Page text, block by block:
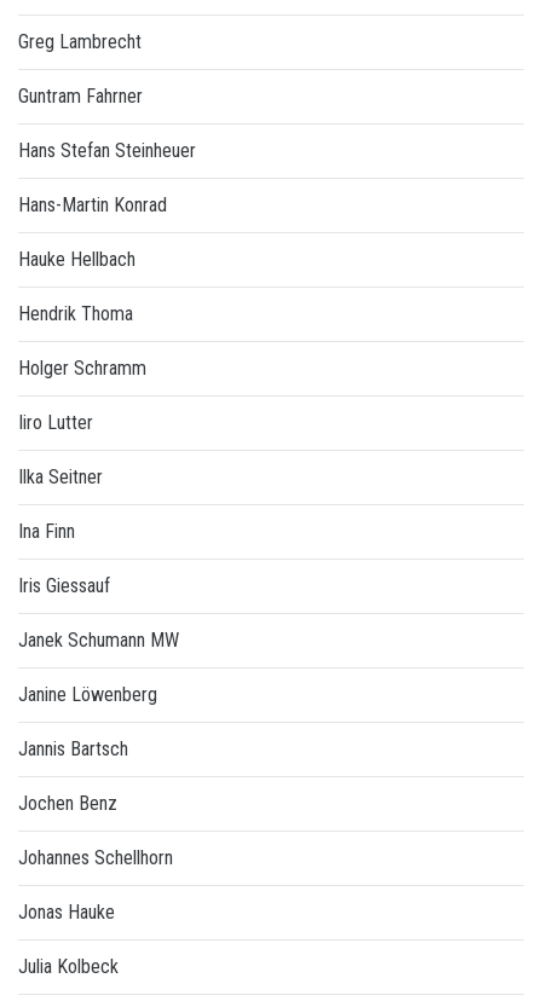
Greg Lambrecht
Guntram Fahrner
Hans Stefan Steinheuer
Hans-Martin Konrad
Hauke Hellbach
Hendrik Thoma
Holger Schramm
Iiro Lutter
Ilka Seitner
Ina Finn
Iris Giessauf
Janek Schumann MW
Janine Löwenberg
Jannis Bartsch
Jochen Benz
Johannes Schellhorn
Jonas Hauke
Julia Kolbeck